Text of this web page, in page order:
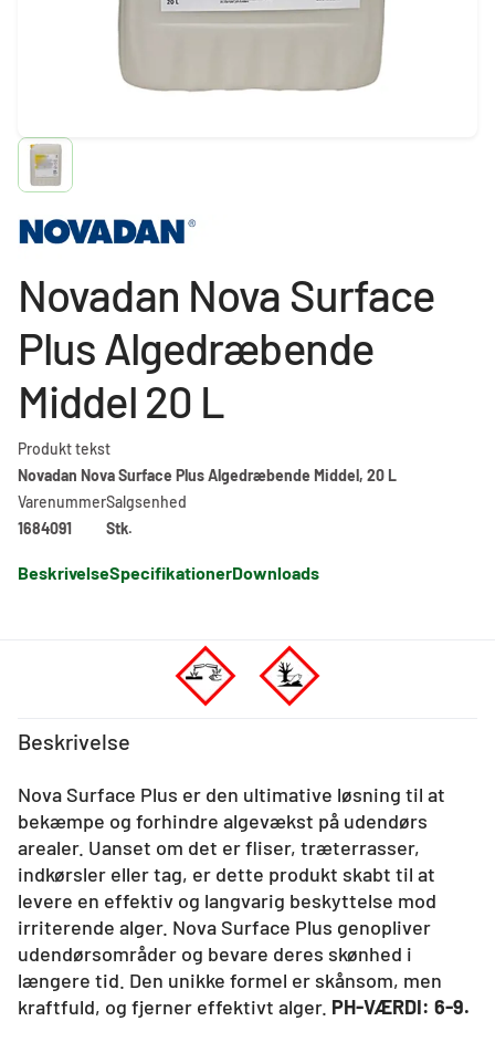
Novadan Nova Surface
Plus Algedræbende
Middel 20 L
Produkt tekst
Novadan Nova Surface Plus Algedræbende Middel, 20 L
Varenummer
1684091
Salgsenhed
Stk.
BeskrivelseSpecifikationerDownloads
Beskrivelse
Nova Surface Plus er den ultimative løsning til at
bekæmpe og forhindre algevækst på udendørs
arealer. Uanset om det er fliser, træterrasser,
indkørsler eller tag, er dette produkt skabt til at
levere en effektiv og langvarig beskyttelse mod
irriterende alger. Nova Surface Plus genopliver
udendørsområder og bevare deres skønhed i
længere tid. Den unikke formel er skånsom, men
kraftfuld, og fjerner effektivt alger. PH-VÆRDI: 6-9.